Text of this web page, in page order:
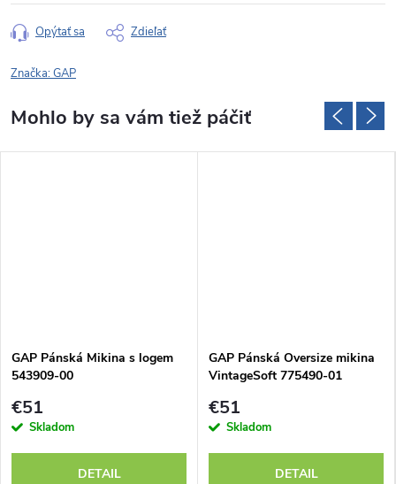
Opýtať sa Zdieľať
Značka:GAP
GAP Pánská Mikina s logem
543909-00
€51
Skladom
DETAIL
GAP Pánská Oversize mikina
VintageSoft 775490-01
€51
Skladom
DETAIL